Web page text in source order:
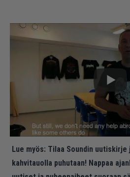
Lue myös: Tilaa Soundin
kahvitauolla puhutaan! Nappaa